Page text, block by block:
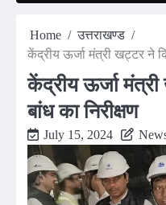
Home
उत्तराखण्ड
केंद्रीय ऊर्जा मंत्री खट्टर ने
केंद्रीय ऊर्जा
बांध का निरीक्षण
July 15, 2024